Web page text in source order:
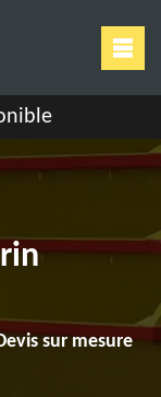
sur mesure